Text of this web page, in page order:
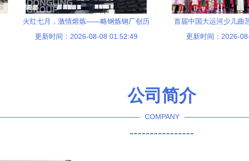
火红七月，激情熔炼——略钢炼钢厂创历
史最高产量纪录赋
更新时间：2026-08-08 01:52:49
首届中国大运河少儿曲
举行
更新时间：2026-
公司简介
COMPANY
----------------